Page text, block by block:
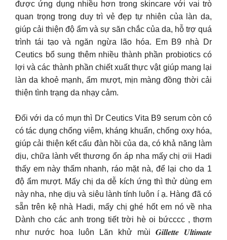
được ứng dụng nhiều hơn trong skincare với vai trò
quan trọng trong duy trì vẻ đẹp tự nhiên của làn da,
giúp cải thiện độ ẩm và sự săn chắc của da, hỗ trợ quá
trình tái tạo và ngăn ngừa lão hóa. Em B9 nhà Dr
Ceutics bổ sung thêm nhiều thành phần probiotics có
lợi và các thành phần chiết xuất thực vật giúp mang lại
làn da khoẻ mạnh, ẩm mượt, mịn màng đồng thời cải
thiện tình trạng da nhạy cảm.
Đối với da có mụn thì Dr Ceutics Vita B9 serum còn có
có tác dụng chống viêm, kháng khuẩn, chống oxy hóa,
giúp cải thiện kết cấu đàn hồi của da, có khả năng làm
dịu, chữa lành vết thương ổn áp nha mấy chị ơii Hadi
thấy em này thấm nhanh, ráo mặt nà, để lại cho da 1
độ ẩm mượt. Mấy chị da dễ kích ứng thì thử dùng em
này nha, nhẹ dịu và siêu lành tính luôn í ạ. Hàng đã có
sẵn trên kệ nhà Hadi, mấy chị ghé hốt em nó về nha
Dành cho các anh trong tiết trời hè oi bứcccc , thơm
như nước hoa luôn Lăn khử mùi 𝑮𝒊𝒍𝒍𝒆𝒕𝒕𝒆 𝑼𝒍𝒕𝒊𝒎𝒂𝒕𝒆